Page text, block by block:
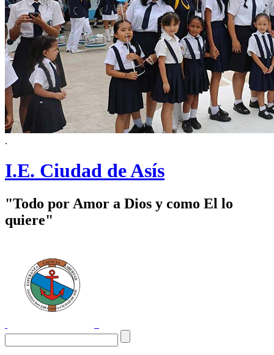
.
I.E. Ciudad de Asís
"Todo por Amor a Dios y como El lo
quiere"